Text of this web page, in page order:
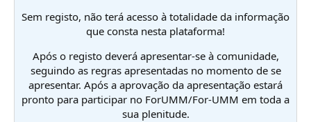
Sem registo, não terá acesso à totalidade da informação
que consta nesta plataforma!
Após o registo deverá apresentar-se à comunidade,
seguindo as regras apresentadas no momento de se
apresentar. Após a aprovação da apresentação estará
pronto para participar no ForUMM/For-UMM em toda a
sua plenitude.